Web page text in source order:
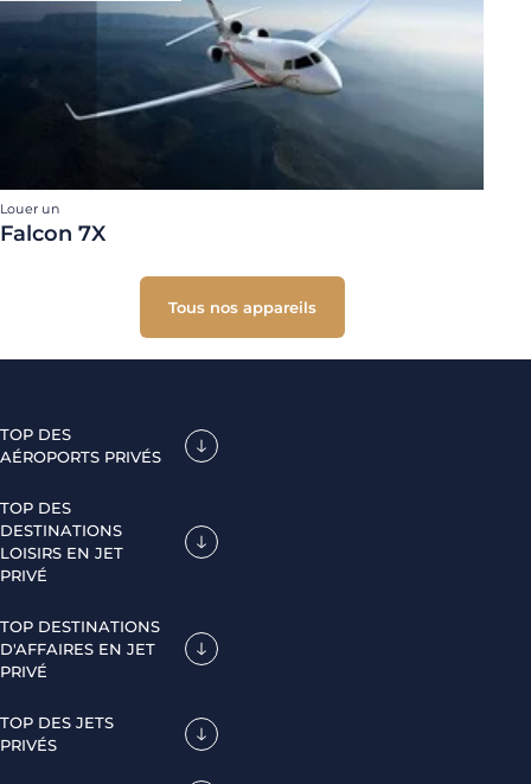
Louer un
Falcon 7X
Tous nos appareils
TOP DES
AÉROPORTS PRIVÉS
TOP DES
DESTINATIONS
LOISIRS EN JET
PRIVÉ
TOP DESTINATIONS
D'AFFAIRES EN JET
PRIVÉ
TOP DES JETS
PRIVÉS